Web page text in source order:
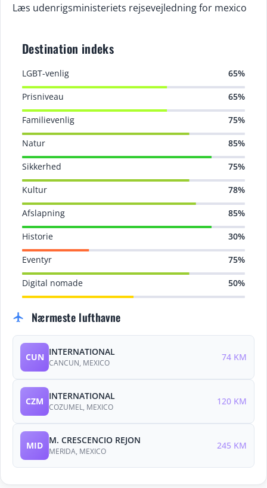
Læs udenrigsministeriets rejsevejledning for mexico
Destination indeks
LGBT-venlig 65%
Prisniveau 65%
Familievenlig 75%
Natur 85%
Sikkerhed 75%
Kultur 78%
Afslapning 85%
Historie 30%
Eventyr 75%
Digital nomade 50%
flight Nærmeste lufthavne
CUN INTERNATIONAL
CANCUN, MEXICO
74 KM
CZM INTERNATIONAL
COZUMEL, MEXICO
120 KM
MID M. CRESCENCIO REJON
MERIDA, MEXICO
245 KM